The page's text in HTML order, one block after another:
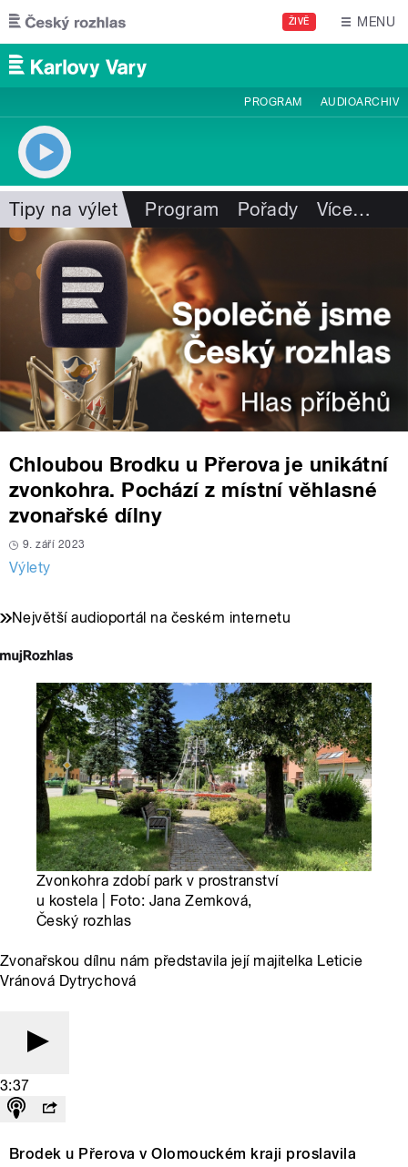
Přejít k hlavnímu obsahu
ŽIVĚ MENU
PROGRAM AUDIOARCHIV
Tipy na výlet Program Pořady Více…
Chloubou Brodku u Přerova je unikátní
zvonkohra. Pochází z místní věhlasné
zvonařské dílny
9. září 2023
Výlety
Největší audioportál na českém internetu
Zvonkohra zdobí park v prostranství
u kostela | Foto: Jana Zemková,
Český rozhlas
Zvonařskou dílnu nám představila její majitelka Leticie
Vránová Dytrychová
3:37
Brodek u Přerova v Olomouckém kraji proslavila